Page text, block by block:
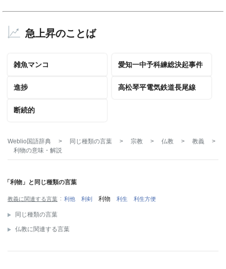
急上昇のことば
雑魚マンコ 愛知一中予科練総決起事件
進捗 高松琴平電気鉄道長尾線
断続的
Weblio国語辞典 > 同じ種類の言葉 > 宗教 > 仏教 > 教義
>
利物の意味・解説
「利物」と同じ種類の言葉
教義に関連する言葉 利他 利剣 利物 利生 利生方便
同じ種類の言葉
仏教に関連する言葉